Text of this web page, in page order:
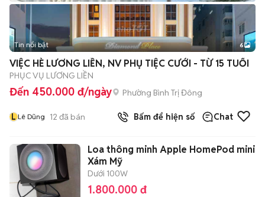
+2
Tin nổi bật 6
VIỆC HÈ LƯƠNG LIỀN, NV PHỤ TIỆC CƯỚI - TỪ 15 TUỔI
PHỤC VỤ LƯƠNG LIỀN
Đến 450.000 đ/ngày Phường Bình Trị Đông
L Lê Dũng 12 đã bán Bấm để hiện số Chat
Loa thông minh Apple HomePod mini
Xám Mỹ
Dưới 100W
1.800.000 đ